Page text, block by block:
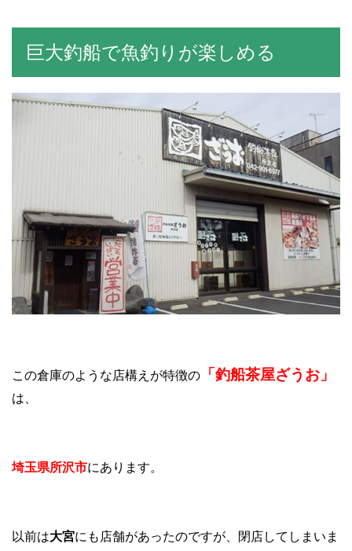
巨大釣船で魚釣りが楽しめる
この倉庫のような店構えが特徴の 「釣船茶屋ざうお」
は、
埼玉県所沢市にあります。
以前は大宮にも店舗があったのですが、閉店してしまいま